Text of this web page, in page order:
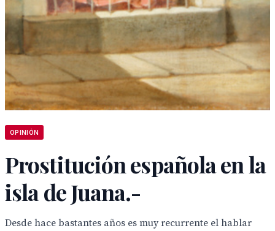
OPINIÓN
Prostitución española en la
isla de Juana.-
Desde hace bastantes años es muy recurrente el hablar